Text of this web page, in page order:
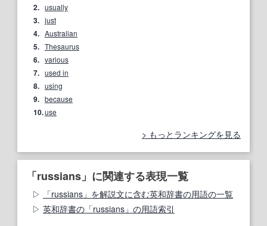
2. usually
3. just
4. Australian
5. Thesaurus
6. various
7. used in
8. using
9. because
10.use
もっとランキングを見る
「russians」に関連する表現一覧
「russians」を解説文に含む英和辞書の用語の一覧
英和辞書の「russians」の用語索引